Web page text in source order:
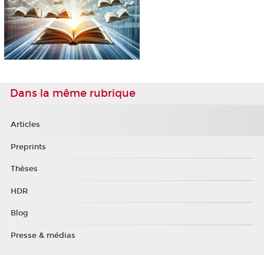
Dans la même rubrique
Articles
Preprints
Thèses
HDR
Blog
Presse & médias